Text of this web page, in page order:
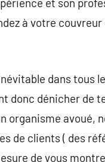
à votre
dans tous
dénicher de
organisme avoué,
de clients ( des
de vous